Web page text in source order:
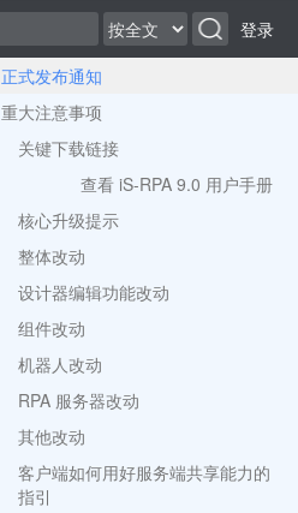
登录
正式发布通知
重大注意事项
关键下载链接
查看 iS-RPA 9.0 用户手册
核心升级提示
整体改动
设计器编辑功能改动
组件改动
机器人改动
RPA 服务器改动
其他改动
客户端如何用好服务端共享能力的
指引